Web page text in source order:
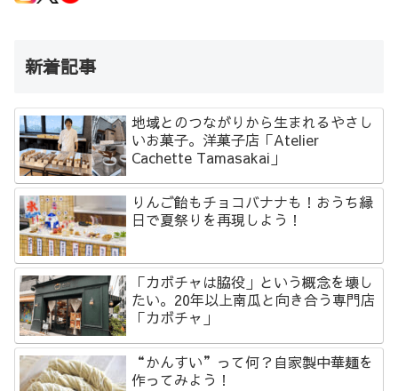
新着記事
地域とのつながりから生まれるやさし
いお菓子。洋菓子店「Atelier
Cachette Tamasakai」
りんご飴もチョコバナナも！おうち縁
日で夏祭りを再現しよう！
「カボチャは脇役」という概念を壊し
たい。20年以上南瓜と向き合う専門店
「カボチャ」
“かんすい”って何？自家製中華麺を
作ってみよう！